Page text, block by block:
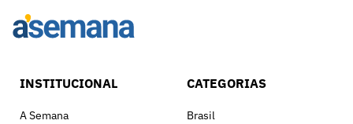
INSTITUCIONAL
A Semana
CATEGORIAS
Brasil